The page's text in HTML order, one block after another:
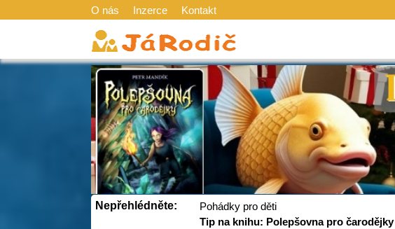
O nás Inzerce Kontakt
Nepřehlédněte:
Pohádky pro děti
Tip na knihu: Polepšovna pro čarodějky